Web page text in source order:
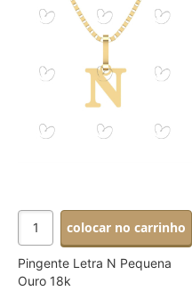
colocar no carrinho
Pingente Letra N Pequena
Ouro 18k